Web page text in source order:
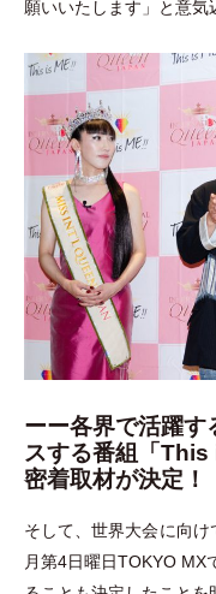
願いいたします 」 と意気
ーー各界で活躍す
スする番組「
密着取材が決定！
そして、世界大会に向
月第4日曜日TOKYO MX